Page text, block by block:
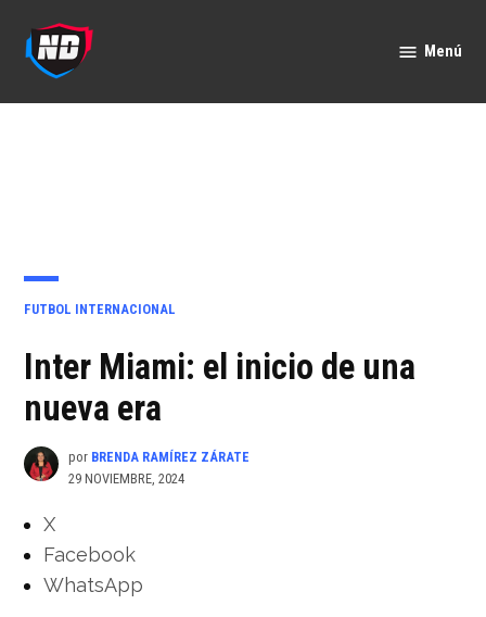
contenido
Menú
PUBLICADO
FUTBOL INTERNACIONAL
Inter Miami: el inicio de una
nueva era
por BRENDA RAMÍREZ ZÁRATE
29 NOVIEMBRE, 2024
X
Facebook
WhatsApp